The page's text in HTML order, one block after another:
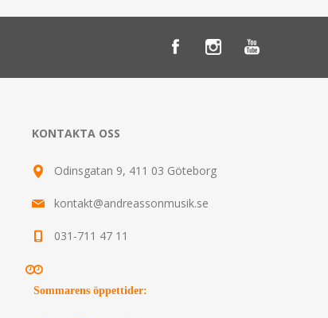
KONTAKTA OSS
Odinsgatan 9, 411 03 Göteborg
kontakt@andreassonmusik.se
031-711 47 11
Sommarens öppettider: